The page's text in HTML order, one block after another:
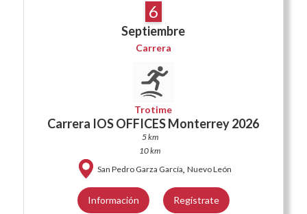
6
Septiembre
Carrera
Trotime
Carrera IOS OFFICES Monterrey 2026
5 km
10 km
San Pedro Garza García, Nuevo León
Información Regístrate